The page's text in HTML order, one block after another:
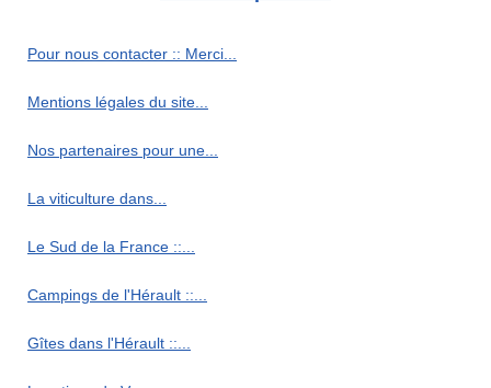
Pour nous contacter :: Merci...
Mentions légales du site...
Nos partenaires pour une...
La viticulture dans...
Le Sud de la France ::...
Campings de l'Hérault ::...
Gîtes dans l'Hérault ::...